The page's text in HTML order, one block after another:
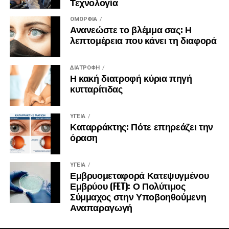
ΟΜΟΡΦΙΆ
Ανανεώστε το βλέμμα σας: Η
λεπτομέρεια που κάνει τη διαφορά
ΔΙΑΤΡΟΦΉ
Η κακή διατροφή κύρια πηγή
κυτταρίτιδας
ΥΓΕΊΑ
Καταρράκτης: Πότε επηρεάζει την
όραση
ΥΓΕΊΑ
Εμβρυομεταφορά Κατεψυγμένου
Εμβρύου (FET): Ο Πολύτιμος
Σύμμαχος στην Υποβοηθούμενη
Αναπαραγωγή